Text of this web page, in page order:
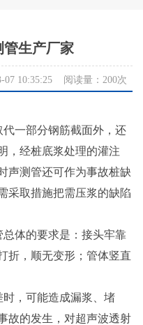
管生产厂家
10:35:25 阅读量： 200次
一部分钢筋截面外，还
，经桩底浆处理的灌注
声测管还可作为事故桩缺
采取措施把需压浆的缺陷
体的要求是：接头牢靠
折，顺无变形；管体竖直
，可能造成漏浆、堵
故的发生，对超声波透射